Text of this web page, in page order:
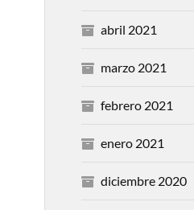
abril 2021
marzo 2021
febrero 2021
enero 2021
diciembre 2020